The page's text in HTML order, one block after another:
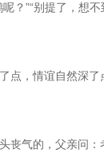
？”“别提了，想
点，情谊自然深
丧气的，父亲问